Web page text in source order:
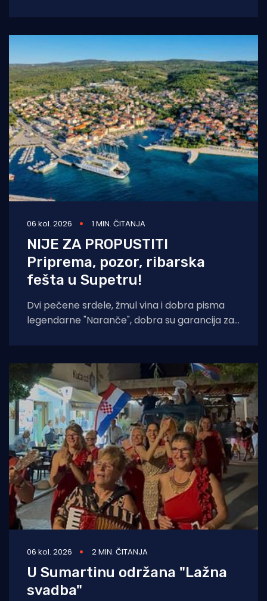
06 kol. 2026 1 MIN. ČITANJA
NIJE ZA PROPUSTITI
Priprema, pozor, ribarska
fešta u Supetru!
Dvi pečene srdele, žmul vina i dobra pisma
legendarne "Naranče", dobra su garancija za
06 kol. 2026 2 MIN. ČITANJA
U Sumartinu održana "Lažna
svadba"